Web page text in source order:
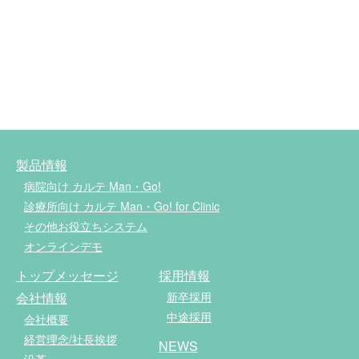
製品情報
病院向け カルテ Man・Go!
診療所向け カルテ Man・Go! for Clinic
その他お役立ちシステム
オンラインデモ
トップメッセージ
会社情報
会社概要
経営理念/社長挨拶
採用情報
新卒採用
中途採用
NEWS